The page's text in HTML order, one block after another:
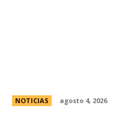
NOTICIAS agosto 4, 2026